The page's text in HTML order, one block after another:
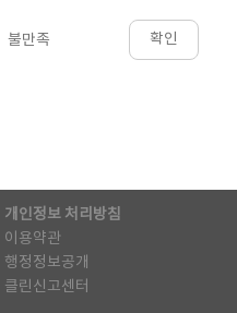
불만족 확인
개인정보 처리방침
이용약관
행정정보공개
클린신고센터